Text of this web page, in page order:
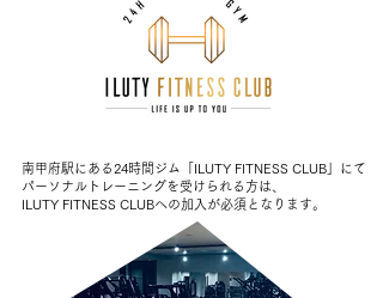
南甲府駅にある24時間ジム「ILUTY FITNESS CLUB」にて
パーソナルトレーニングを受けられる方は、
​ILUTY FITNESS CLUBへの加入が必須となります。